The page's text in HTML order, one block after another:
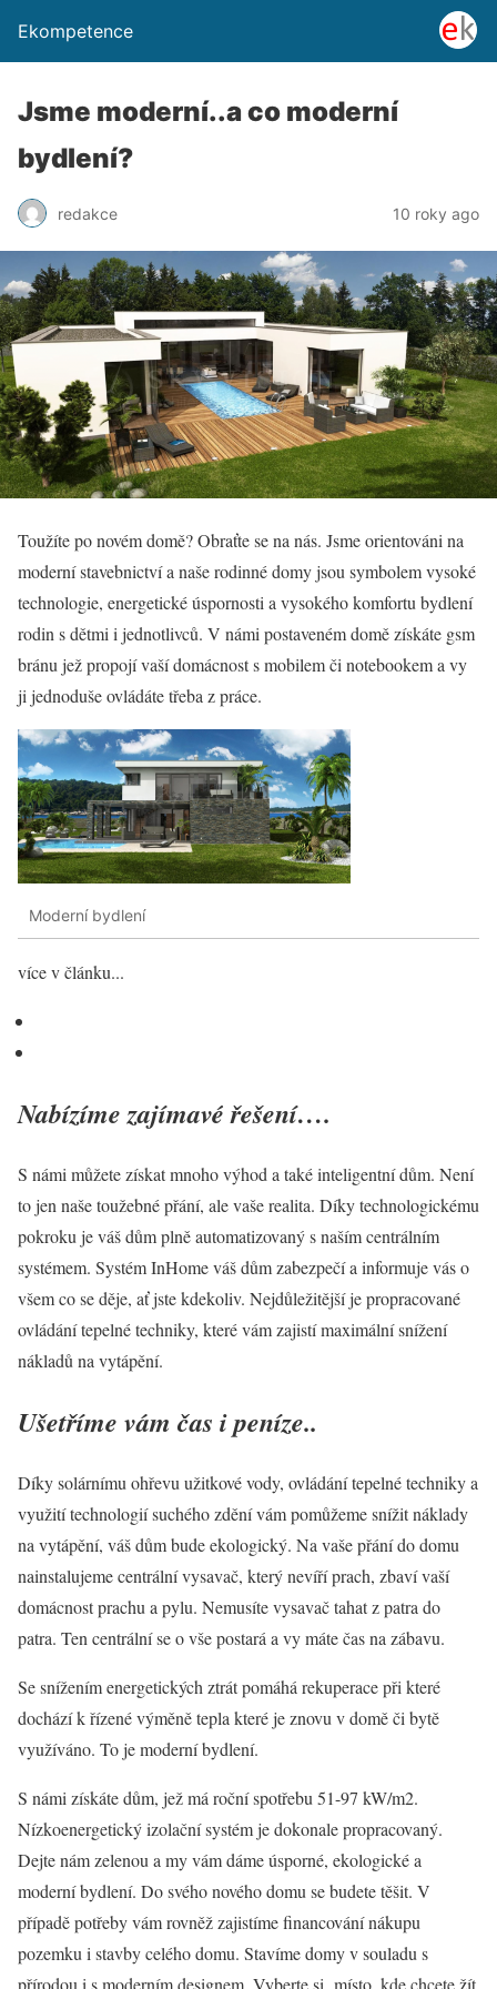
Ekompetence
Jsme moderní..a co moderní
bydlení?
redakce 10 roky ago
Toužíte po novém domě? Obraťte se na nás. Jsme orientováni na
moderní stavebnictvía naše rodinné domy jsou symbolem vysoké
technologie, energetické úspornosti a vysokého komfortu bydlení
rodin s dětmi i jednotlivců. V námi postaveném domě získáte gsm
bránu jež propojí vaší domácnost s mobilem či notebookem a vy
ji jednoduše ovládáte třeba z práce.
Moderní bydlení
více v článku...
Nabízíme zajímavé řešení….
S námi můžete získat mnoho výhod a také inteligentní dům. Není
to jen naše toužebné přání, ale vaše realita. Díky technologickému
pokroku je váš dům plně automatizovaný s naším centrálním
systémem. Systém InHome váš dům zabezpečí a informuje vás o
všem co se děje, ať jste kdekoliv. Nejdůležitější je propracované
ovládání tepelné techniky, které vám zajistí maximální snížení
nákladů na vytápění.
Ušetříme vám čas i peníze..
Díky solárnímu ohřevu užitkové vody, ovládání tepelné techniky a
využití technologií suchého zdění vám pomůžeme snížit náklady
na vytápění, váš dům bude ekologický. Na vaše přání do domu
nainstalujeme centrální vysavač, který nevíří prach, zbaví vaší
domácnost prachu a pylu. Nemusíte vysavač tahat z patra do
patra. Ten centrální se o vše postará a vy máte čas na zábavu.
Se snížením energetických ztrát pomáhá rekuperace při které
dochází k řízené výměně tepla které je znovu v domě či bytě
využíváno. To je moderní bydlení.
S námi získáte dům, jež má roční spotřebu 51-97 kW/m2.
Nízkoenergetický izolační systém je dokonale propracovaný.
Dejte nám zelenou a my vám dáme úsporné, ekologické a
moderní bydlení. Do svého nového domu se budete těšit. V
případě potřeby vám rovněž zajistíme financování nákupu
pozemku i stavby celého domu. Stavíme domy v souladu s
přírodou i s moderním designem. Vyberte si místo, kde chcete žít